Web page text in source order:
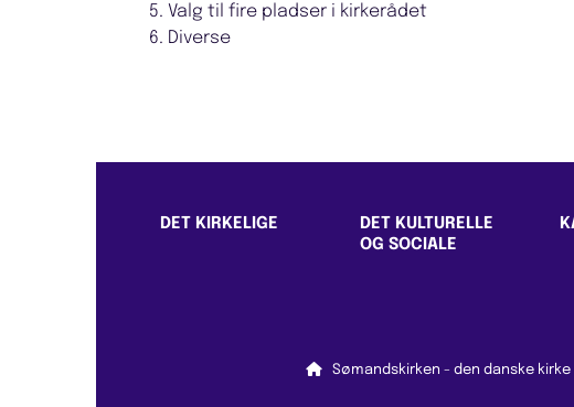
5. Valg til fire pladser i kirkerådet
6. Diverse
DET KIRKELIGE
DET KULTURELLE
OG SOCIALE
 Sømandskirken - den danske kirke